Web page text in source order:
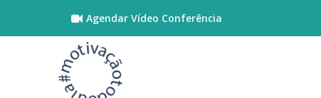
Agendar Vídeo Conferência